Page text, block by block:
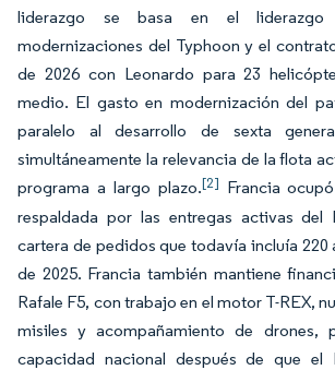
liderazgo se basa en el
modernizaciones del Typhoon y el
de 2026 con Leonardo para 23
medio. El gasto en modernización del
paralelo al desarrollo de sexta
simultáneamente la relevancia de la flota
programa a largo plazo.[2] Francia
respaldada por las entregas activas del
cartera de pedidos que todavía incluía 220
de 2025. Francia también mantiene
Rafale F5, con trabajo en el motor T-REX,
misiles y acompañamiento de drones,
capacidad nacional después de que el